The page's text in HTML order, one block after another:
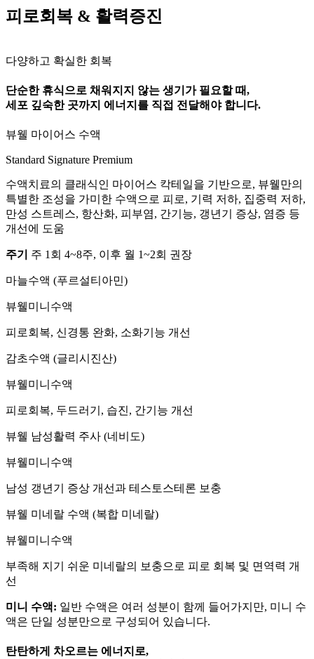
피로회복 & 활력증진
다양하고 확실한 회복
단순한 휴식으로 채워지지 않는 생기가 필요할 때,
세포 깊숙한 곳까지 에너지를 직접 전달해야 합니다.
뷰웰 마이어스 수액
Standard Signature Premium
수액치료의 클래식인 마이어스 칵테일을 기반으로, 뷰웰만의
특별한 조성을 가미한 수액으로 피로, 기력 저하, 집중력 저하,
만성 스트레스, 항산화, 피부염, 간기능, 갱년기 증상, 염증 등
개선에 도움
주기 주 1회 4~8주, 이후 월 1~2회 권장
마늘수액 (푸르설티아민)
뷰웰미니수액
피로회복, 신경통 완화, 소화기능 개선
감초수액 (글리시진산)
뷰웰미니수액
피로회복, 두드러기, 습진, 간기능 개선
뷰웰 남성활력 주사 (네비도)
뷰웰미니수액
남성 갱년기 증상 개선과 테스토스테론 보충
뷰웰 미네랄 수액 (복합 미네랄)
뷰웰미니수액
부족해 지기 쉬운 미네랄의 보충으로 피로 회복 및 면역력 개
선
미니 수액: 일반 수액은 여러 성분이 함께 들어가지만, 미니 수
액은 단일 성분만으로 구성되어 있습니다.
탄탄하게 차오르는 에너지로,